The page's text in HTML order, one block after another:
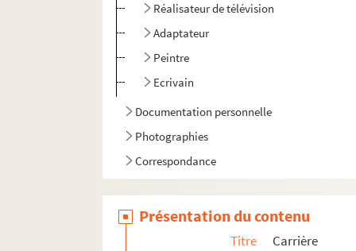
Réalisateur de télévision
Adaptateur
Peintre
Ecrivain
Documentation personnelle
Photographies
Correspondance
Présentation du contenu
Titre Carrière